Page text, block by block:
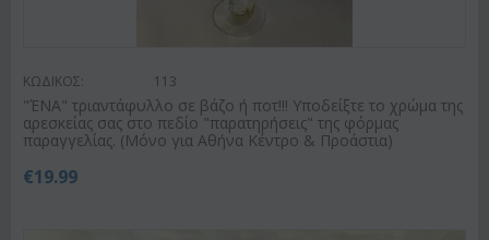
ΚΩΔΙΚΟΣ: 113
"ΈΝΑ" τριαντάφυλλο σε βάζο ή ποτ!!! Υποδείξτε το χρώμα της
αρεσκείας σας στο πεδίο "παρατηρήσεις" της φόρμας
παραγγελίας. (Μόνο για Αθήνα Κέντρο & Προάστια)
€19.99